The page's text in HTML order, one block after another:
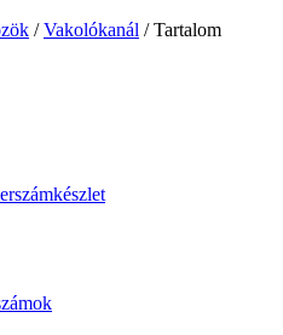
/Vakolókanál / Tartalom